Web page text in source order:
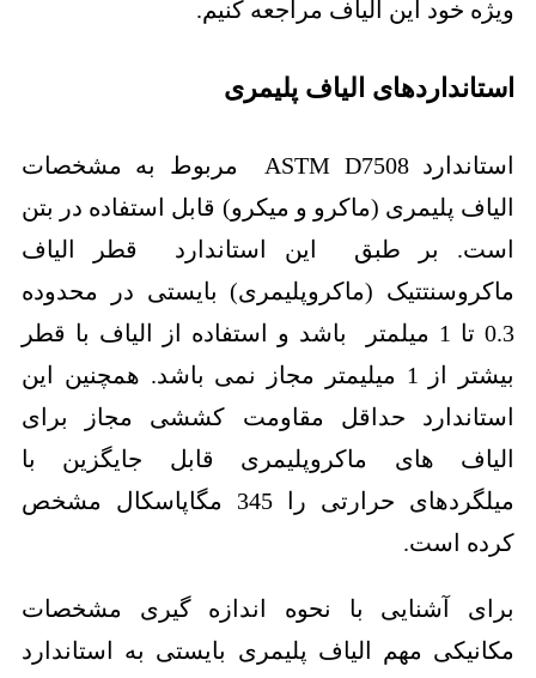
ویژه خود این الیاف مراجعه کنیم.
استانداردهای الیاف پلیمری
استاندارد ASTM D7508 مربوط به مشخصات
الیاف پلیمری (ماکرو و میکرو) قابل استفاده در بتن
است. بر طبق این استاندارد قطر الیاف
ماکروسنتتیک (ماکروپلیمری) بایستی در محدوده
0.3 تا 1 میلمتر باشد و استفاده از الیاف با قطر
بیشتر از 1 میلیمتر مجاز نمی باشد. همچنین این
استاندارد حداقل مقاومت کششی مجاز برای
الیاف های ماکروپلیمری قابل جایگزین با
میلگردهای حرارتی را 345 مگاپاسکال مشخص
کرده است.
برای آشنایی با نحوه اندازه گیری مشخصات
مکانیکی مهم الیاف پلیمری بایستی به استاندارد